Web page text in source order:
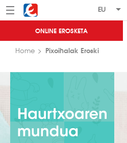
Menú Eroski
ONLINE EROSKETA
Home Pixoihalak Eroski